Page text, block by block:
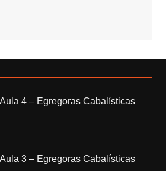
Aula 4 – Egregoras Cabalísticas
Aula 3 – Egregoras Cabalísticas